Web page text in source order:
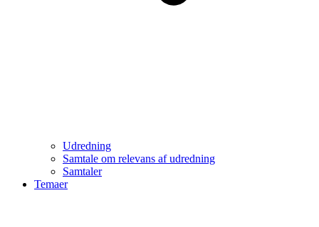
Udredning
Samtale om relevans af udredning
Samtaler
Temaer